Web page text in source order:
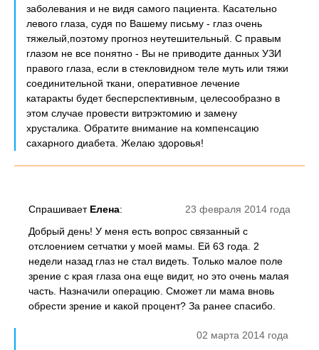
заболевания и не видя самого пациента. Касательно
левого глаза, судя по Вашему письму - глаз очень
тяжелый,поэтому прогноз неутешительный. С правым
глазом не все понятно - Вы не приводите данных УЗИ
правого глаза, если в стекловидном теле муть или тяжи
соединительной ткани, оперативное лечение
катаракты будет бесперспективным, целесообразно в
этом случае провести витрэктомию и замену
хрусталика. Обратите внимание на компенсацию
сахарного диабета. Желаю здоровья!
23 февраля 2014 года
Спрашивает Елена:
Добрый день! У меня есть вопрос связанный с
отслоением сетчатки у моей мамы. Ей 63 года. 2
недели назад глаз не стал видеть. Только малое поле
зрение с края глаза она еще видит, но это очень малая
часть. Назначили операцию. Сможет ли мама вновь
обрести зрение и какой процент? За ранее спасибо.
02 марта 2014 года